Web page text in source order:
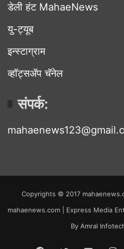
डेली हंट MahaeNews
यु-ट्यूब
इन्स्टाग्राम
व्हॉट्सॲप चॅनेल
संपर्क:
Copyrights © 2017
mahaenews.com | Express Media
By Amral